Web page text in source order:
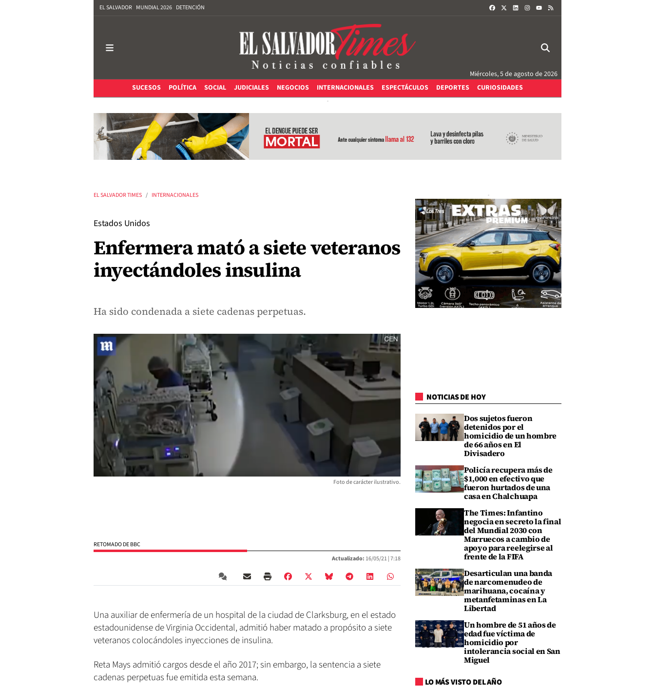
EL SALVADOR MUNDIAL 2026 DETENCIÓN FACEBOOKLINKEDININSTAGRAM
Miércoles, 5 de agosto de 2026
SUCESOS
POLÍTICA SOCIAL JUDICIALES NEGOCIOS INTERNACIONALES ESPECTÁCULOS DEPORTES CURIOSIDADES
EL SALVADOR TIMES INTERNACIONALES
Estados Unidos
Enfermera mató a siete veteranos
inyectándoles insulina
Ha sido condenada a siete cadenas perpetuas.
Foto de carácter ilustrativo.
RETOMADO DE BBC
Actualizado: 16/05/21 |7:18
Una auxiliar de enfermería de un hospital de la ciudad de Clarksburg, en el estado
estadounidense de Virginia Occidental, admitió haber matado a propósito a siete
veteranos colocándoles inyecciones de insulina.
Reta Mays admitió cargos desde el año 2017; sin embargo, la sentencia a siete
cadenas perpetuas fue emitida esta semana.
NOTICIAS DE HOY
Dos sujetos fueron
detenidos por el
homicidio de un hombre
de 66 años en El
Divisadero
Policía recupera más de
$1,000 en efectivo que
fueron hurtados de una
casa en Chalchuapa
The Times: Infantino
negocia en secreto la final
del Mundial 2030 con
Marruecos a cambio de
apoyo para reelegirse al
frente de la FIFA
Desarticulan una banda
de narcomenudeo de
marihuana, cocaína y
metanfetaminas en La
Libertad
Un hombre de 51 años de
edad fue víctima de
homicidio por
intolerancia social en San
Miguel
LO MÁS VISTO DEL AÑO